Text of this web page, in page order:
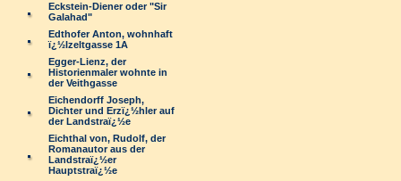
Eckstein-Diener oder "Sir
Galahad"
Edthofer Anton, wohnhaft
ï¿½lzeltgasse 1A
Egger-Lienz, der
Historienmaler wohnte in
der Veithgasse
Eichendorff Joseph,
Dichter und Erzï¿½hler auf
der Landstraï¿½e
Eichthal von, Rudolf, der
Romanautor aus der
Landstraï¿½er
Hauptstraï¿½e